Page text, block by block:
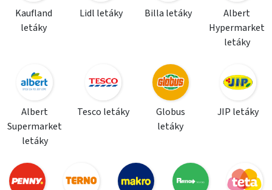
Kaufland
letáky
Lidl letáky Billa letáky
Albert
Hypermarket
letáky
Albert
Supermarket
letáky
Tesco letáky
Globus
letáky
JIP letáky